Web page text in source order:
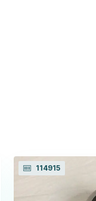
114915